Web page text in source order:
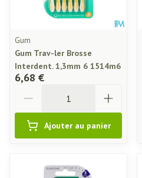
Gum
Gum Trav-ler Brosse
Interdent. 1,3mm 6 1514m6
6,68 €
Ajouter au panier